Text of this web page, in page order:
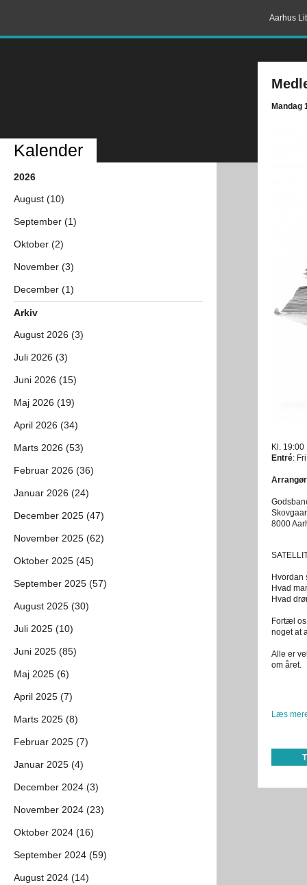
Aarhus
Mandag
Kl. 19:00
Entré:
8000
Hvordan
Hvad
Hvad
Fortæl
noget at
Alle er
om året.
Læs
Kalender
2026
August (10)
September (1)
Oktober (2)
November (3)
December (1)
Arkiv
August 2026 (3)
Juli 2026 (3)
Juni 2026 (15)
Maj 2026 (19)
April 2026 (34)
Marts 2026 (53)
Februar 2026 (36)
Januar 2026 (24)
December 2025 (47)
November 2025 (62)
Oktober 2025 (45)
September 2025 (57)
August 2025 (30)
Juli 2025 (10)
Juni 2025 (85)
Maj 2025 (6)
April 2025 (7)
Marts 2025 (8)
Februar 2025 (7)
Januar 2025 (4)
December 2024 (3)
November 2024 (23)
Oktober 2024 (16)
September 2024 (59)
August 2024 (14)